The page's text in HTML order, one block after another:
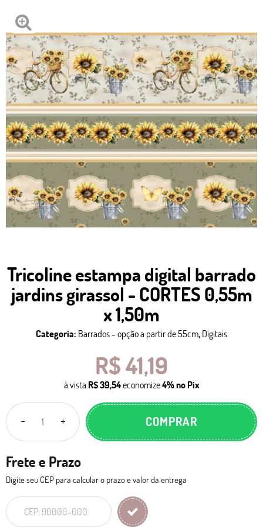
Tricoline estampa digital barrado
jardins girassol - CORTES 0,55m
x 1,50m
Categoria: Barrados - opção a partir de 55cm, Digitais
R$ 41,19
à vista R$ 39,54economize4%no Pix
COMPRAR
Frete e Prazo
Digite seu CEP para calcular o prazo e valor da entrega